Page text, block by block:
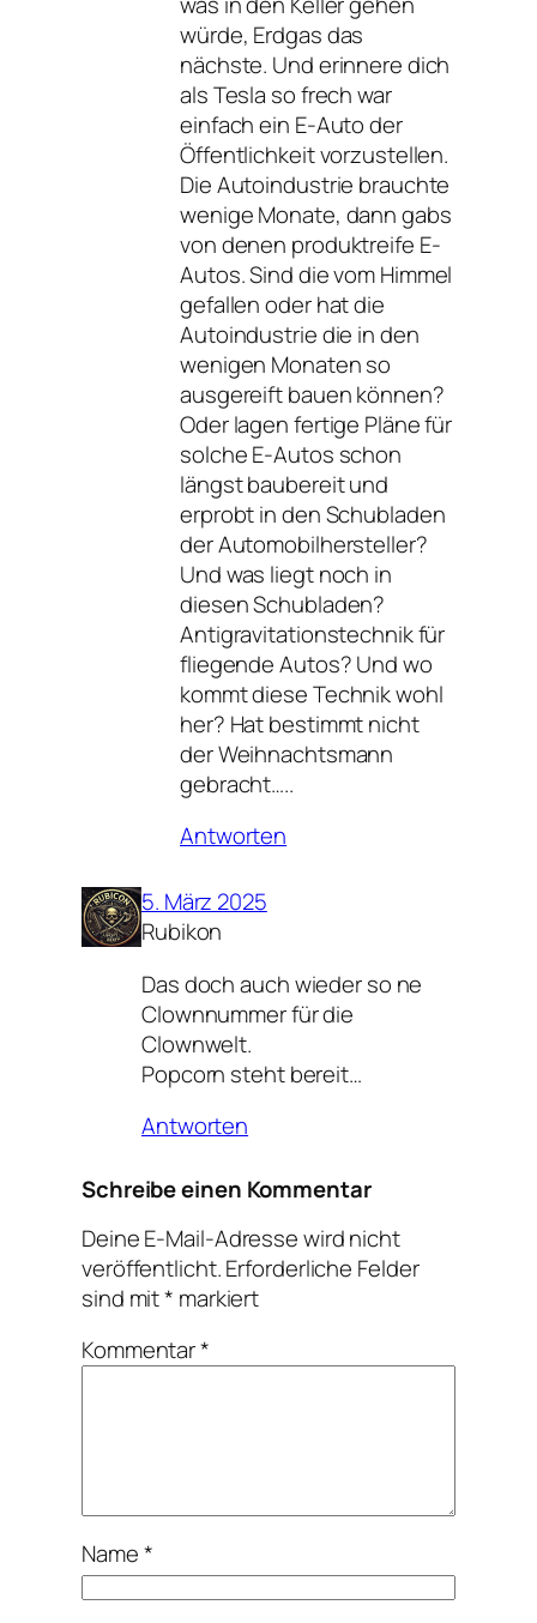
würde, Erdgas das
nächste. Und erinnere dich
als Tesla so frech war
einfach ein E-Auto der
Öffentlichkeit vorzustellen.
Die Autoindustrie brauchte
wenige Monate, dann gabs
von denen produktreife E-
Autos. Sind die vom Himmel
gefallen oder hat die
Autoindustrie die in den
wenigen Monaten so
ausgereift bauen können?
Oder lagen fertige Pläne für
solche E-Autos schon
längst baubereit und
erprobt in den Schubladen
der Automobilhersteller?
Und was liegt noch in
diesen Schubladen?
Antigravitationstechnik für
fliegende Autos? Und wo
kommt diese Technik wohl
her? Hat bestimmt nicht
der Weihnachtsmann
gebracht…..
Antworten
5. März 2025
Rubikon
Das doch auch wieder so ne
Clownnummer für die
Clownwelt.
Popcorn steht bereit…
Antworten
Schreibe einen Kommentar
Deine E-Mail-Adresse wird nicht
veröffentlicht.Erforderliche Felder
sind mit* markiert
Kommentar*
Name*